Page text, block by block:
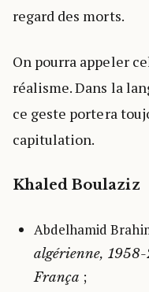
regard des morts.
On pourra appeler
réalisme. Dans la
ce geste portera
capitulation.
Khaled Boulaziz
Abdelhamid
algérienne,
França ;